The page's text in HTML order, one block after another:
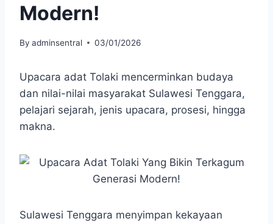
Modern!
By adminsentral 03/01/2026
Upacara adat Tolaki mencerminkan budaya
dan nilai-nilai masyarakat Sulawesi Tenggara,
pelajari sejarah, jenis upacara, prosesi, hingga
makna.
Sulawesi Tenggara menyimpan kekayaan